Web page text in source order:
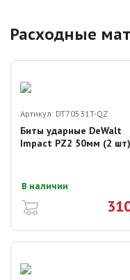
Расходные
Артикул: DT70531T-QZ
Биты ударные DeWalt
Impact PZ2 50мм (2 шт)
В наличии